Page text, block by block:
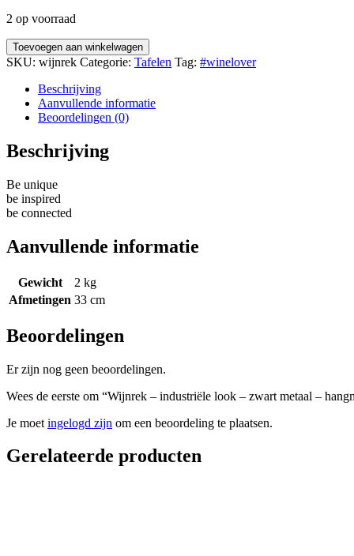
2 op voorraad
Toevoegen aan winkelwagen
SKU: wijnrek Categorie: Tafelen Tag: #winelover
Beschrijving
Aanvullende informatie
Beoordelingen (0)
Beschrijving
Be unique
be inspired
be connected
Aanvullende informatie
Gewicht
2 kg
Afmetingen 33 cm
Beoordelingen
Er zijn nog geen beoordelingen.
Wees de eerste om “Wijnrek – industriële look – zwart metaal –
Je moet ingelogd zijn om een beoordeling te plaatsen.
Gerelateerde producten